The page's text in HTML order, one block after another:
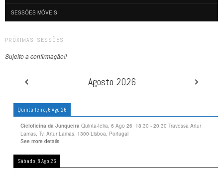
SESSÕES MÓVEIS
PRÓXIMAS SESSÕES
Sujeito a confirmação!!
Agosto 2026
Quinta-feira, 6 Ago 26
Cicloficina da Junqueira Quinta-feira, 6 Ago 26 18:30 - 20:30 Travessa Artur
Lamas, Tv. Artur Lamas, 1300 Lisboa, Portugal
See more details
Sábado, 8 Ago 26